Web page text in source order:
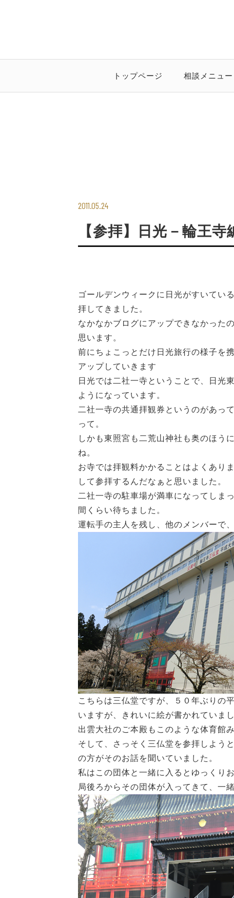
トップページ 相談メニュー
2011.05.24
【参拝】日光－輪王寺
ゴールデンウィークに日光がすいてい
拝してきました。
なかなかブログにアップできなかった
思います。
前にちょこっとだけ日光旅行の様子を
アップしていきます
日光では二社一寺ということで、日光
ようになっています。
二社一寺の共通拝観券というのがあっ
って。
しかも東照宮も二荒山神社も奥のほう
ね。
お寺では拝観料かかることはよくあり
して参拝するんだなぁと思いました。
二社一寺の駐車場が満車になってしま
間くらい待ちました。
運転手の主人を残し、他のメンバーで
こちらは三仏堂ですが、５０年ぶりの
いますが、きれいに絵が書かれていまし
出雲大社のご本殿もこのような体育館
そして、さっそく三仏堂を参拝しよう
の方がそのお話を聞いていました。
私はこの団体と一緒に入るとゆっくり
局後ろからその団体が入ってきて、一